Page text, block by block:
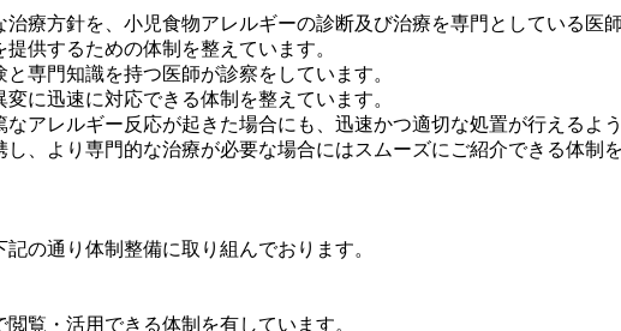
療方針を、小児食物アレルギーの診断及び治療を専門としている医
供するための体制を整えています。
専門知識を持つ医師が診察をしています。
に迅速に対応できる体制を整えています。
アレルギー反応が起きた場合にも、迅速かつ適切な処置が行えるよ
、より専門的な治療が必要な場合にはスムーズにご紹介できる体制を
の通り体制整備に取り組んでおります。
覧・活用できる体制を有しています。